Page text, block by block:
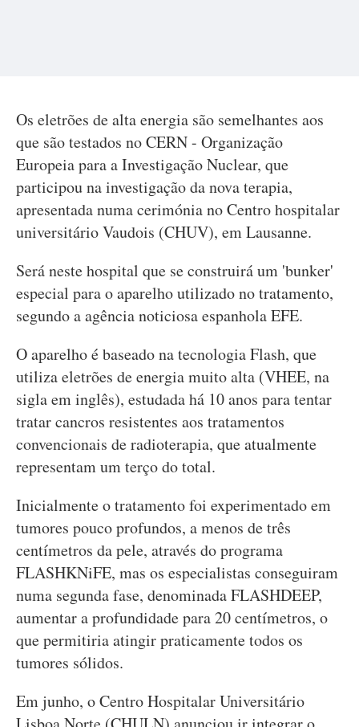
Os eletrões de alta energia são semelhantes aos
que são testados no CERN - Organização
Europeia para a Investigação Nuclear, que
participou na investigação da nova terapia,
apresentada numa cerimónia no Centro hospitalar
universitário Vaudois (CHUV), em Lausanne.
Será neste hospital que se construirá um 'bunker'
especial para o aparelho utilizado no tratamento,
segundo a agência noticiosa espanhola EFE.
O aparelho é baseado na tecnologia Flash, que
utiliza eletrões de energia muito alta (VHEE, na
sigla em inglês), estudada há 10 anos para tentar
tratar cancros resistentes aos tratamentos
convencionais de radioterapia, que atualmente
representam um terço do total.
Inicialmente o tratamento foi experimentado em
tumores pouco profundos, a menos de três
centímetros da pele, através do programa
FLASHKNiFE, mas os especialistas conseguiram
numa segunda fase, denominada FLASHDEEP,
aumentar a profundidade para 20 centímetros, o
que permitiria atingir praticamente todos os
tumores sólidos.
Em junho, o Centro Hospitalar Universitário